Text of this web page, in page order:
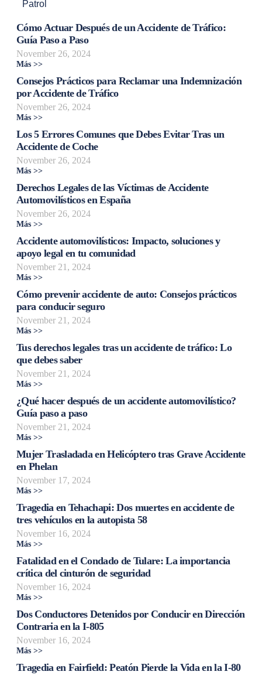
Patrol
Cómo Actuar Después de un Accidente de Tráfico:
Guía Paso a Paso
November 26, 2024
Más >>
Consejos Prácticos para Reclamar una Indemnización
por Accidente de Tráfico
November 26, 2024
Más >>
Los 5 Errores Comunes que Debes Evitar Tras un
Accidente de Coche
November 26, 2024
Más >>
Derechos Legales de las Víctimas de Accidente
Automovilísticos en España
November 26, 2024
Más >>
Accidente automovilísticos: Impacto, soluciones y
apoyo legal en tu comunidad
November 21, 2024
Más >>
Cómo prevenir accidente de auto: Consejos prácticos
para conducir seguro
November 21, 2024
Más >>
Tus derechos legales tras un accidente de tráfico: Lo
que debes saber
November 21, 2024
Más >>
¿Qué hacer después de un accidente automovilístico?
Guía paso a paso
November 21, 2024
Más >>
Mujer Trasladada en Helicóptero tras Grave Accidente
en Phelan
November 17, 2024
Más >>
Tragedia en Tehachapi: Dos muertes en accidente de
tres vehículos en la autopista 58
November 16, 2024
Más >>
Fatalidad en el Condado de Tulare: La importancia
crítica del cinturón de seguridad
November 16, 2024
Más >>
Dos Conductores Detenidos por Conducir en Dirección
Contraria en la I-805
November 16, 2024
Más >>
Tragedia en Fairfield: Peatón Pierde la Vida en la I-80